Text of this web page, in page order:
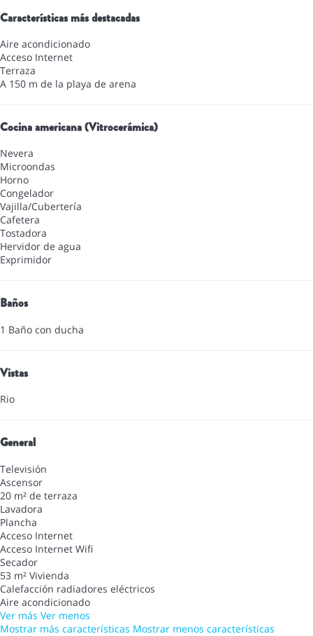
Características más destacadas
Aire acondicionado
Acceso Internet
Terraza
A 150 m de la playa de arena
Cocina americana (Vitrocerámica)
Nevera
Microondas
Horno
Congelador
Vajilla/Cubertería
Cafetera
Tostadora
Hervidor de agua
Exprimidor
Baños
1 Baño con ducha
Vistas
Rio
General
Televisión
Ascensor
20 m² de terraza
Lavadora
Plancha
Acceso Internet
Acceso Internet Wifi
Secador
53 m² Vivienda
Calefacción radiadores eléctricos
Aire acondicionado
Ver más Ver menos
Mostrar más características Mostrar menos características